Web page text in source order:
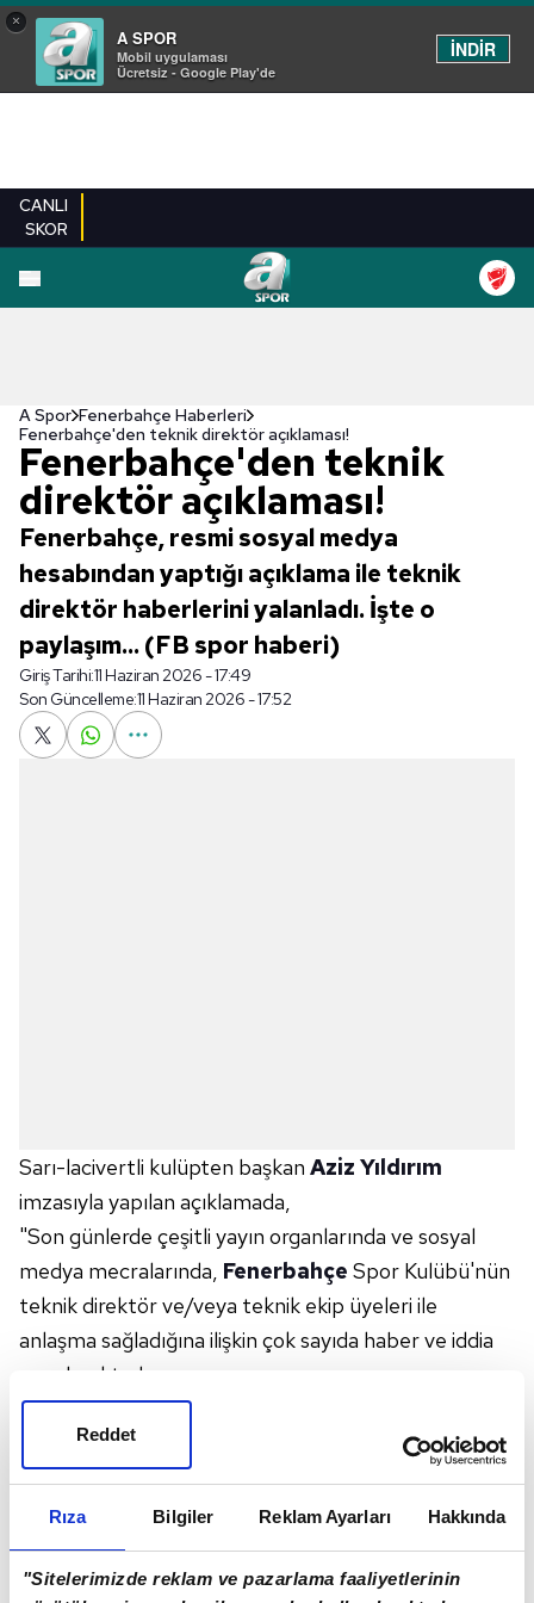
Rıza Bilgiler Reklam Ayarları Hakkında
"Sitelerimizde reklam ve pazarlama faaliyetlerinin
Reddet
×
A SPOR
Mobil uygulaması
Ücretsiz - Google Play'de
İNDİR
CANLI
SKOR
A Spor Fenerbahçe Haberleri
Fenerbahçe'den teknik direktör açıklaması!
Fenerbahçe'den teknik
direktör açıklaması!
Fenerbahçe, resmi sosyal medya
hesabından yaptığı açıklama ile teknik
direktör haberlerini yalanladı. İşte o
paylaşım... (FB spor haberi)
Giriş Tarihi:11 Haziran 2026 - 17:49
Son Güncelleme:11 Haziran 2026 - 17:52
Sarı-lacivertli kulüpten başkan Aziz Yıldırım
imzasıyla yapılan açıklamada,
"Son günlerde çeşitli yayın organlarında ve sosyal
medya mecralarında, Fenerbahçe Spor Kulübü'nün
teknik direktör ve/veya teknik ekip üyeleri ile
anlaşma sağladığına ilişkin çok sayıda haber ve iddia
yer almaktadır.
Söz konusu haberler gerçeği yansıtmamakta olup;
Yönetim Kurulumuz, halihazırda hiçbir teknik direktör
ve/veya teknik ekip üyeleri ile anlaşma yapmamıştır.
Basın mensuplarından dezenformasyondan uzak